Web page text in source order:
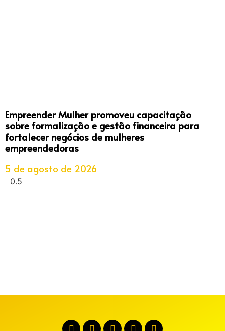
Empreender Mulher promoveu capacitação
sobre formalização e gestão financeira para
fortalecer negócios de mulheres
empreendedoras
5 de agosto de 2026